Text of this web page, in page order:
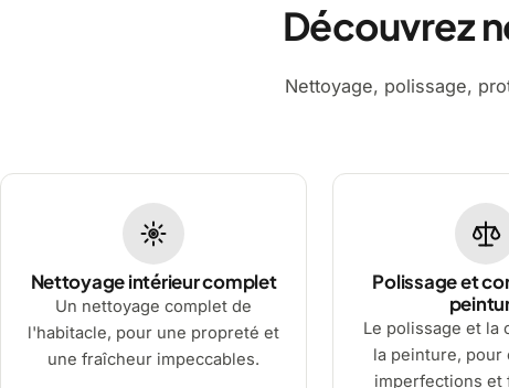
Découvrez
Nettoyage, polissage,
Nettoyage intérieur complet
Un nettoyage complet de
l'habitacle, pour une propreté et
une fraîcheur impeccables.
Polissage et
Le polissage et la
la peinture, pour
imperfections et